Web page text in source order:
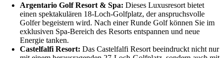
Argentario Golf Resort & Spa: Dieses Luxusresort bietet
einen spektakulären 18-Loch-Golfplatz, der anspruchsvolle
Golfer begeistern wird. Nach einer Runde Golf können Sie im
exklusiven Spa-Bereich des Resorts entspannen und neue
Energie tanken.
Castelfalfi Resort: Das Castelfalfi Resort beeindruckt nicht nur